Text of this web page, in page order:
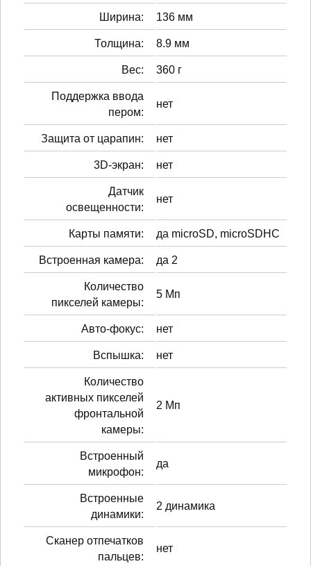
Ширина: 136 мм
Толщина: 8.9 мм
Вес: 360 г
Поддержка ввода
пером:
нет
Защита от царапин: нет
3D-экран: нет
Датчик
освещенности:
нет
Карты памяти: да microSD, microSDHC
Встроенная камера: да 2
Количество
пикселей камеры:
5 Мп
Авто-фокус: нет
Вспышка: нет
Количество
активных пикселей
фронтальной
камеры:
2 Мп
Встроенный
микрофон:
да
Встроенные
динамики:
2 динамика
Сканер отпечатков
пальцев:
нет